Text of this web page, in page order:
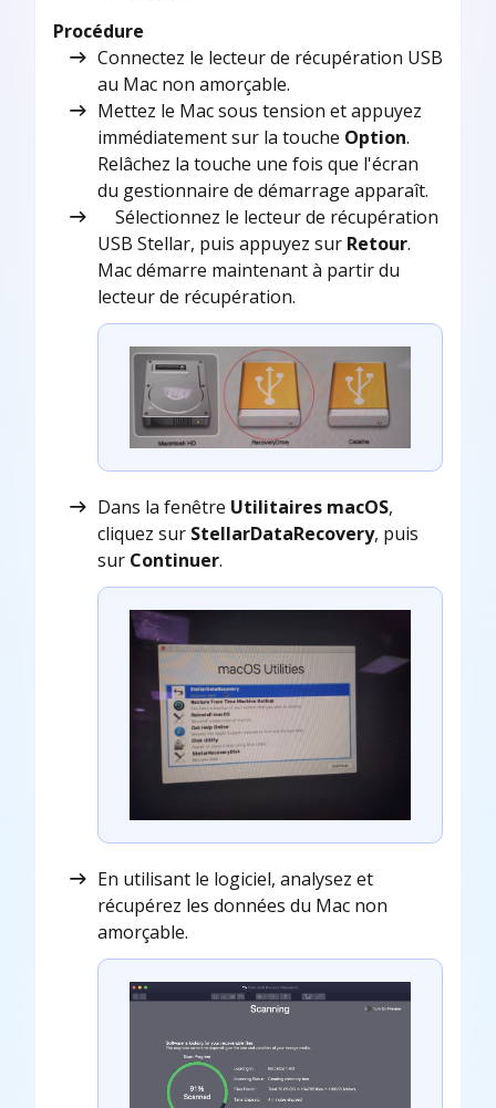
Procédure
Connectez le lecteur de récupération USB
au Mac non amorçable.
Mettez le Mac sous tension et appuyez
immédiatement sur la touche Option.
Relâchez la touche une fois que l'écran
du gestionnaire de démarrage apparaît.
Sélectionnez le lecteur de récupération
USB Stellar, puis appuyez sur Retour.
Mac démarre maintenant à partir du
lecteur de récupération.
Dans la fenêtre Utilitaires macOS,
cliquez sur StellarDataRecovery, puis
sur Continuer.
En utilisant le logiciel, analysez et
récupérez les données du Mac non
amorçable.